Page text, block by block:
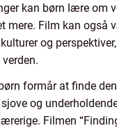
kan børn lære om
mere. Film kan også
og
formår at finde
og
Filmen